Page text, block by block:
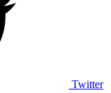
Twitter